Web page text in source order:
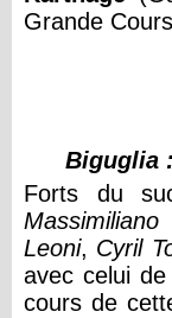
Grande
Biguglia
Forts du
Massimiliano
Leoni, Cyril
avec celui
cours de